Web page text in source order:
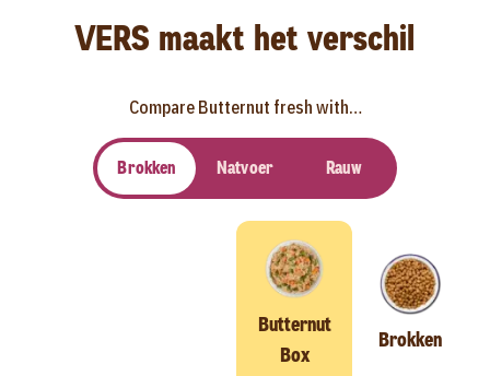
VERS maakt het verschil
Compare Butternut fresh with…
Brokken Natvoer Rauw
Butternut
Box
Brokken